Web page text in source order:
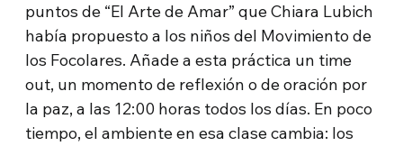
puntos de “El Arte de Amar” que Chiara Lubich
había propuesto a los niños del Movimiento de
los Focolares. Añade a esta práctica un time
out, un momento de reflexión o de oración por
la paz, a las 12:00 horas todos los días. En poco
tiempo, el ambiente en esa clase cambia: los